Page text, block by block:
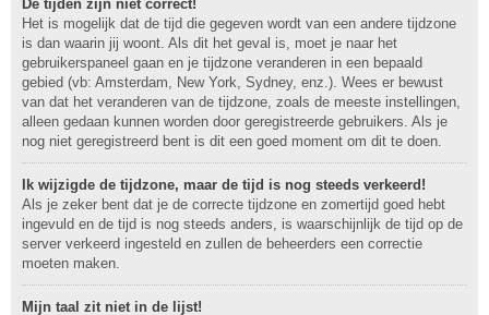
De tijden zijn niet correct!
Het is mogelijk dat de tijd die gegeven wordt van een andere tijdzone
is dan waarin jij woont. Als dit het geval is, moet je naar het
gebruikerspaneel gaan en je tijdzone veranderen in een bepaald
gebied (vb: Amsterdam, New York, Sydney, enz.). Wees er bewust
van dat het veranderen van de tijdzone, zoals de meeste instellingen,
alleen gedaan kunnen worden door geregistreerde gebruikers. Als je
nog niet geregistreerd bent is dit een goed moment om dit te doen.
Ik wijzigde de tijdzone, maar de tijd is nog steeds verkeerd!
Als je zeker bent dat je de correcte tijdzone en zomertijd goed hebt
ingevuld en de tijd is nog steeds anders, is waarschijnlijk de tijd op de
server verkeerd ingesteld en zullen de beheerders een correctie
moeten maken.
Mijn taal zit niet in de lijst!